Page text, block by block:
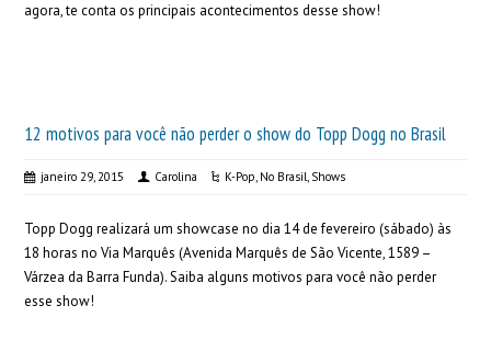
agora, te conta os principais acontecimentos desse show!
12 motivos para você não perder o show do Topp Dogg no Brasil
janeiro 29, 2015 Carolina K-Pop, No Brasil, Shows
Topp Dogg realizará um showcase no dia 14 de fevereiro (sábado) às
18 horas no Via Marquês (Avenida Marquês de São Vicente, 1589 –
Várzea da Barra Funda). Saiba alguns motivos para você não perder
esse show!